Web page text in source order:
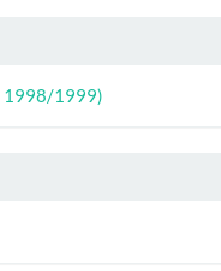
1998/1999)